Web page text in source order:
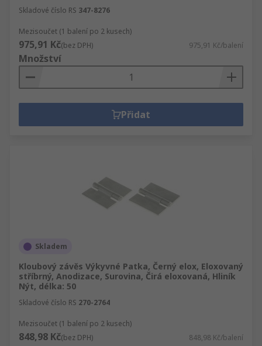
Skladové číslo RS 347-8276
Mezisoučet (1 balení po 2 kusech)
975,91 Kč(bez DPH) 975,91 Kč/balení
Množství
Přidat
Skladem
Kloubový závěs Výkyvné Patka, Černý elox, Eloxovaný
stříbrný, Anodizace, Surovina, Čirá eloxovaná, Hliník
Nýt, délka: 50
Skladové číslo RS 270-2764
Mezisoučet (1 balení po 2 kusech)
848,98 Kč(bez DPH) 848,98 Kč/balení